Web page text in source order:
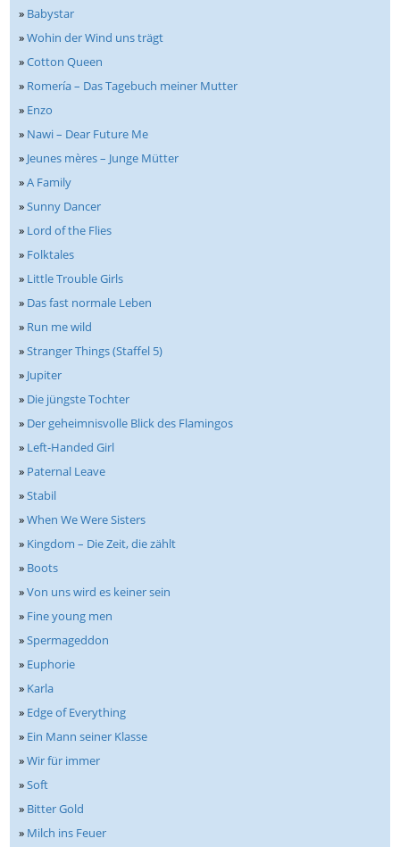
» Babystar
»Wohin der Wind uns trägt
»Cotton Queen
» Romería – Das Tagebuch meiner Mutter
» Enzo
» Nawi – Dear Future Me
» Jeunes mères – Junge Mütter
»A Family
»Sunny Dancer
» Lord of the Flies
» Folktales
» Little Trouble Girls
» Das fast normale Leben
» Run me wild
»Stranger Things (Staffel 5)
» Jupiter
» Die jüngste Tochter
» Der geheimnisvolle Blick des Flamingos
» Left-Handed Girl
» Paternal Leave
»Stabil
»When We Were Sisters
» Kingdom – Die Zeit, die zählt
» Boots
»Von uns wird es keiner sein
» Fine young men
»Spermageddon
» Euphorie
» Karla
» Edge of Everything
» Ein Mann seiner Klasse
»Wir für immer
»Soft
» Bitter Gold
» Milch ins Feuer